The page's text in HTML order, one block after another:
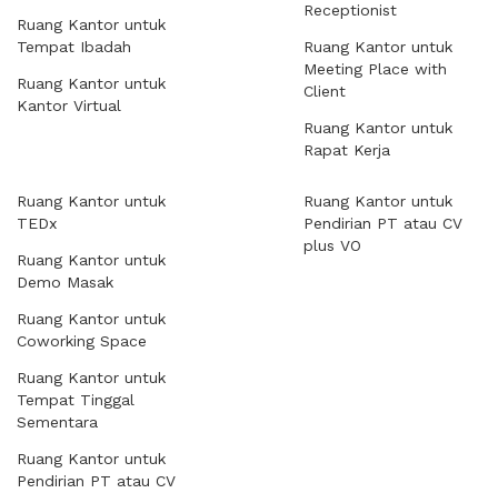
Ruang Kantor untuk
Tempat Ibadah
Ruang Kantor untuk
Kantor Virtual
Receptionist
Ruang Kantor untuk
Meeting Place with
Client
Ruang Kantor untuk
Rapat Kerja
Ruang Kantor untuk
TEDx
Ruang Kantor untuk
Demo Masak
Ruang Kantor untuk
Coworking Space
Ruang Kantor untuk
Tempat Tinggal
Sementara
Ruang Kantor untuk
Pendirian PT atau CV
Ruang Kantor untuk
Pendirian PT atau CV
plus VO